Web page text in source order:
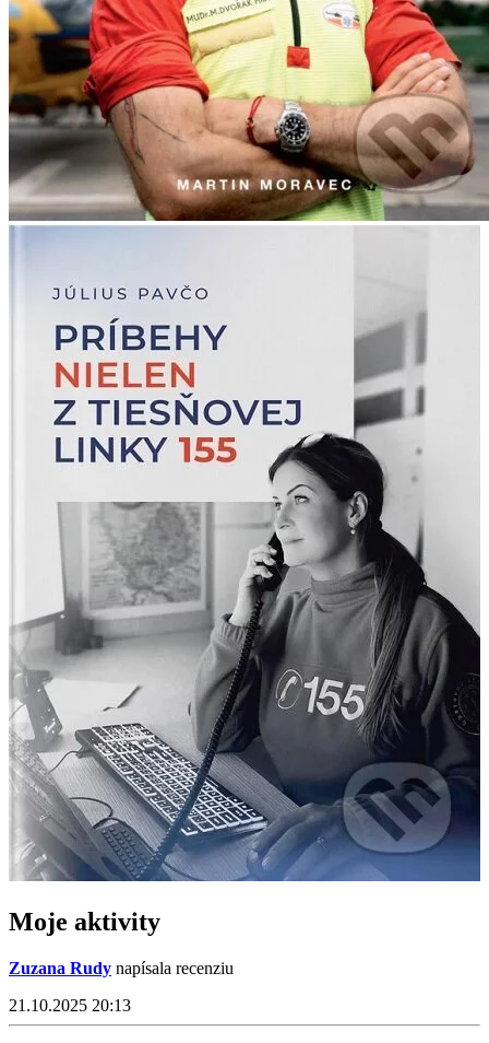
Moje aktivity
Zuzana Rudy napísala recenziu
21.10.2025 20:13